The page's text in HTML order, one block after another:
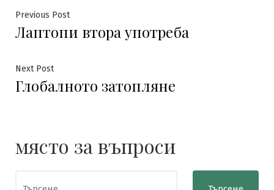
Навигация
Previous PostPrevious
post:
Лаптопи втора употреба
Next PostNext
post:
Глобалното затопляне
място за въпроси